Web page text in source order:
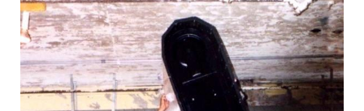
SOLUZIONI
MEDIA
NEWSLETTER
CONTATTI